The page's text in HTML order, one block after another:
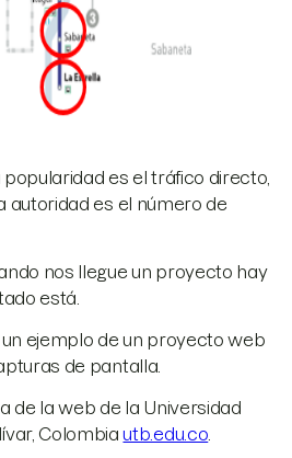
popularidad es el tráfico directo,
autoridad es el número de
nos llegue un proyecto hay
está.
ejemplo de un proyecto web
de pantalla.
de la web de la Universidad
Colombiautb.edu.co